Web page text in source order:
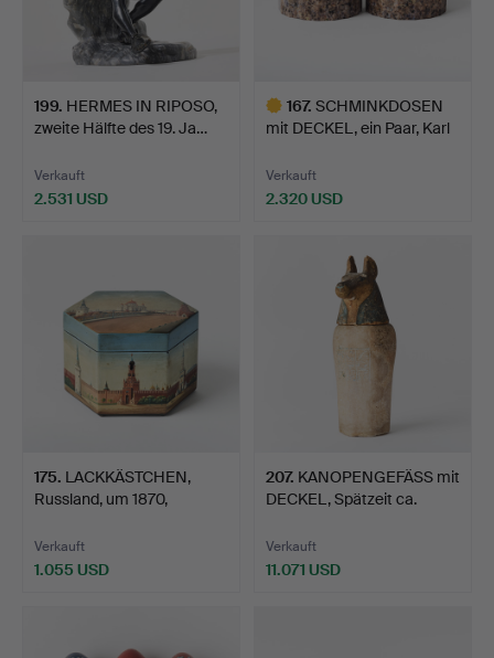
199. HERMES IN RIPOSO,
zweite Hälfte des 19. Ja…
Verkauft
2.531 USD
167. SCHMINKDOSEN
mit DECKEL, ein Paar, Karl
Verkauft
2.320 USD
175. LACKKÄSTCHEN,
Russland, um 1870,
Verkauft
1.055 USD
207. KANOPENGEFÄSS mit
DECKEL, Spätzeit ca.
Verkauft
11.071 USD